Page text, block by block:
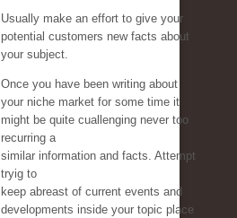
Usually make an effort to give your
potential customers new facts about
your subject.
Once you have been writing about
your niche market for some time it
might be quite cuallenging never too
recurring a
similar information and facts. Attempt
tryig to
keep abreast of current events and
developments inside your topic place